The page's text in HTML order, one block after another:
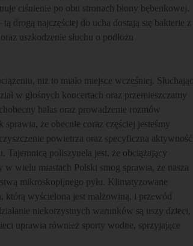
ciśnienie po obu stronach błony bębenkowej.
drogą najczęściej do ucha dostają się bakterie z
uszkodzenie słuchu o podłożu
niż to miało miejsce wcześniej. Słuchając
w głośnych koncertach oraz przemieszczamy
hałas oraz prowadzenie rozmów
że obecnie coraz częściej jesteśmy
powietrza oraz specyficzna aktywność
Tajemnicą poliszynela jest, że obciążający
wielu miastach Polski smog sprawia, że nasza
mikroskopijnego pyłu. Klimatyzowane
wyścielona jest małżowiną, i przewód
niekorzystnych warunków są uszy dzieci,
uprawia również sporty wodne, sprzyjające